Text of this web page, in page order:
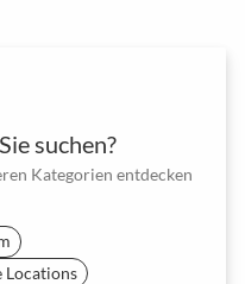
suchen?
Kategorien entdecken
Locations